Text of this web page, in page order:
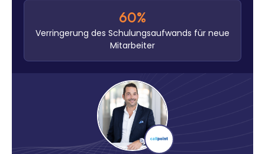
60%
Verringerung des Schulungsaufwands für neue
Mitarbeiter